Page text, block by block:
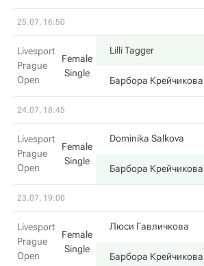
25.07, 16:50
Livesport
Prague
Open
Female
Single
Lilli Tagger
Барбора Крейчикова
24.07, 18:45
Livesport
Prague
Open
Female
Single
Dominika Salkova
Барбора Крейчикова
23.07, 19:00
Livesport
Prague
Open
Female
Single
Люси Гавличкова
Барбора Крейчикова